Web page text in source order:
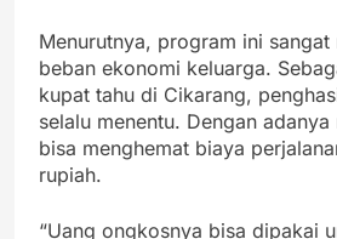
Menurutnya, program ini sangat
beban ekonomi keluarga.
kupat tahu di Cikarang,
selalu menentu. Dengan
bisa menghemat biaya
rupiah.
“Uang ongkosnya bisa dipakai